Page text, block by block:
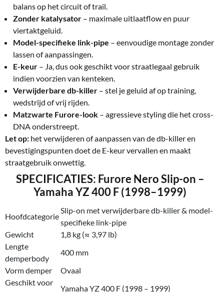
balans op het circuit of trail.
Zonder katalysator – maximale uitlaatflow en puur
viertaktgeluid.
Model-specifieke link-pipe – eenvoudige montage zonder
lassen of aanpassingen.
E-keur – Ja, dus ook geschikt voor straatlegaal gebruik
indien voorzien van kenteken.
Verwijderbare db-killer – stel je geluid af op training,
wedstrijd of vrij rijden.
Matzwarte Furore-look – agressieve styling die het cross-
DNA onderstreept.
Let op: het verwijderen of aanpassen van de db-killer en
bevestigingspunten doet de E-keur vervallen en maakt
straatgebruik onwettig.
SPECIFICATIES: Furore Nero Slip-on –
Yamaha YZ 400 F (1998–1999)
Hoofdcategorie
Slip-on met verwijderbare db-killer & model-
specifieke link-pipe
Gewicht
1,8 kg (≈ 3,97 lb)
Lengte
demperbody
400 mm
Vorm demper
Ovaal
Geschikt voor
Yamaha YZ 400 F (1998 – 1999)